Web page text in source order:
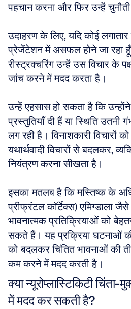
पहचान करना और फिर उन्हें
उदाहरण के लिए, यदि कोई
प्रेजेंटेशन में असफल होने जा रहा
रीस्ट्रक्चरिंग उन्हें उस विचार के
जांच करने में मदद करता है।
उन्हें एहसास हो सकता है कि
प्रस्तुतियाँ दी हैं या स्थिति उतनी
लग रही है। विनाशकारी विचारों
यथार्थवादी विचारों से बदलकर,
नियंत्रण करना सीखता है।
इसका मतलब है कि मस्तिष्क के
प्रीफ्रंटल कॉर्टेक्स) एमिग्डाला जैसे
भावनात्मक प्रतिक्रियाओं को
सकते हैं। यह प्रक्रिया घटनाओं की
को बदलकर चिंतित भावनाओं की
कम करने में मदद करती है।
क्या न्यूरोप्लास्टिकिटी
में मदद कर सकती है?